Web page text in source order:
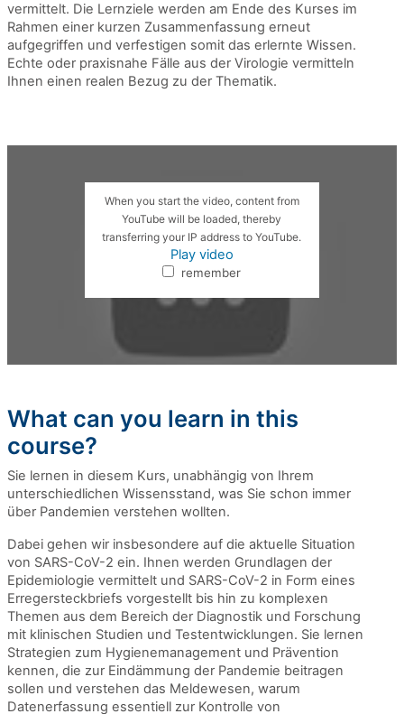
vermittelt. Die Lernziele werden am Ende des Kurses im
Rahmen einer kurzen Zusammenfassung erneut
aufgegriffen und verfestigen somit das erlernte Wissen.
Echte oder praxisnahe Fälle aus der Virologie vermitteln
Ihnen einen realen Bezug zu der Thematik.
When you start the video, content from
YouTube will be loaded, thereby
transferring your IP address to YouTube.
Play video
remember
What can you learn in this
course?
Sie lernen in diesem Kurs, unabhängig von Ihrem
unterschiedlichen Wissensstand, was Sie schon immer
über Pandemien verstehen wollten.
Dabei gehen wir insbesondere auf die aktuelle Situation
von SARS-CoV-2 ein. Ihnen werden Grundlagen der
Epidemiologie vermittelt und SARS-CoV-2 in Form eines
Erregersteckbriefs vorgestellt bis hin zu komplexen
Themen aus dem Bereich der Diagnostik und Forschung
mit klinischen Studien und Testentwicklungen. Sie lernen
Strategien zum Hygienemanagement und Prävention
kennen, die zur Eindämmung der Pandemie beitragen
sollen und verstehen das Meldewesen, warum
Datenerfassung essentiell zur Kontrolle von